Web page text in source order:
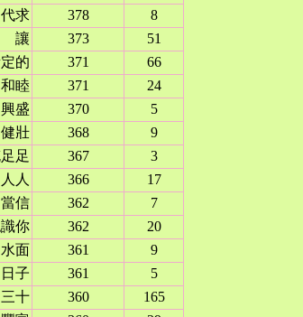
代求
378
8
讓
373
51
的
371
66
和睦
371
24
興盛
370
5
健壯
368
9
足
367
3
人人
366
17
當信
362
7
你
362
20
水面
361
9
子
361
5
三十
360
165